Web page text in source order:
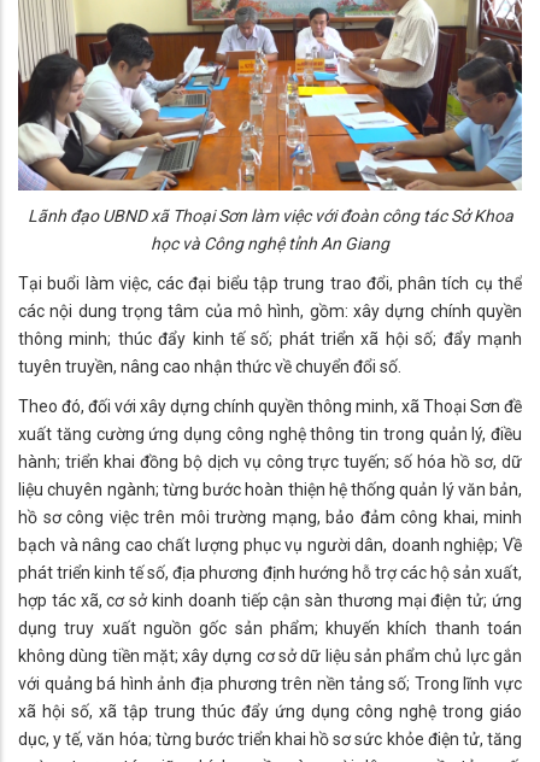
Lãnh đạo UBND xã Thoại Sơn làm việc với đoàn công tác Sở Khoa
học và Công nghệ tỉnh An Giang
Tại buổi làm việc, các đại biểu tập trung trao đổi, phân tích cụ thể
các nội dung trọng tâm của mô hình, gồm: xây dựng chính quyền
thông minh; thúc đẩy kinh tế số; phát triển xã hội số; đẩy mạnh
tuyên truyền, nâng cao nhận thức về chuyển đổi số.
Theo đó, đối với xây dựng chính quyền thông minh, xã Thoại Sơn đề
xuất tăng cường ứng dụng công nghệ thông tin trong quản lý, điều
hành; triển khai đồng bộ dịch vụ công trực tuyến; số hóa hồ sơ, dữ
liệu chuyên ngành; từng bước hoàn thiện hệ thống quản lý văn bản,
hồ sơ công việc trên môi trường mạng, bảo đảm công khai, minh
bạch và nâng cao chất lượng phục vụ người dân, doanh nghiệp; Về
phát triển kinh tế số, địa phương định hướng hỗ trợ các hộ sản xuất,
hợp tác xã, cơ sở kinh doanh tiếp cận sàn thương mại điện tử; ứng
dụng truy xuất nguồn gốc sản phẩm; khuyến khích thanh toán
không dùng tiền mặt; xây dựng cơ sở dữ liệu sản phẩm chủ lực gắn
với quảng bá hình ảnh địa phương trên nền tảng số; Trong lĩnh vực
xã hội số, xã tập trung thúc đẩy ứng dụng công nghệ trong giáo
dục, y tế, văn hóa; từng bước triển khai hồ sơ sức khỏe điện tử, tăng